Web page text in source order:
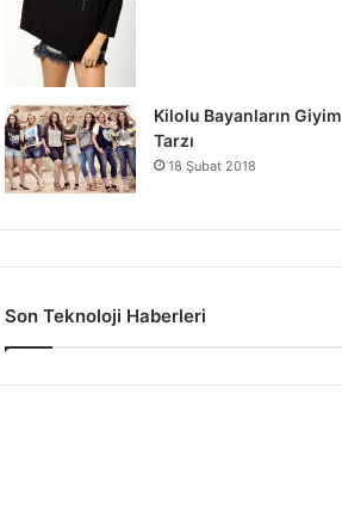
Kilolu Bayanların Giyim
Tarzı
18 Şubat 2018
Son Teknoloji Haberleri